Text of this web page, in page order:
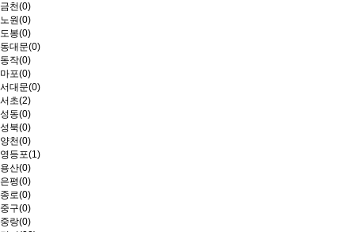
금천(0)
노원(0)
도봉(0)
동대문(0)
동작(0)
마포(0)
서대문(0)
서초(2)
성동(0)
성북(0)
양천(0)
영등포(1)
용산(0)
은평(0)
종로(0)
중구(0)
중랑(0)